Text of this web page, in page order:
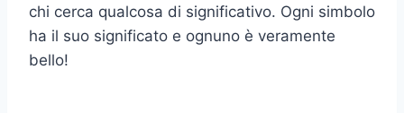
chi cerca qualcosa di significativo. Ogni simbolo
ha il suo significato e ognuno è veramente
bello!